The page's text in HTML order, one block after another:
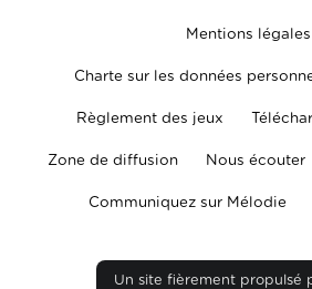
Mentions légales
Charte sur les données
Règlement des jeux
Zone de diffusion Nous écouter
Communiquez sur Mélodie
Un site fièrement propulsé